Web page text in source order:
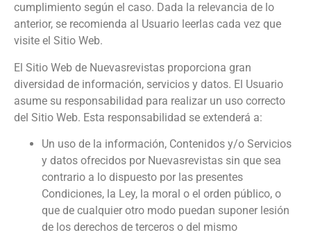
cumplimiento según el caso. Dada la relevancia de lo
anterior, se recomienda al Usuario leerlas cada vez que
visite el Sitio Web.
El Sitio Web de Nuevasrevistas proporciona gran
diversidad de información, servicios y datos. El Usuario
asume su responsabilidad para realizar un uso correcto
del Sitio Web. Esta responsabilidad se extenderá a:
Un uso de la información, Contenidos y/o Servicios
y datos ofrecidos por Nuevasrevistas sin que sea
contrario a lo dispuesto por las presentes
Condiciones, la Ley, la moral o el orden público, o
que de cualquier otro modo puedan suponer lesión
de los derechos de terceros o del mismo